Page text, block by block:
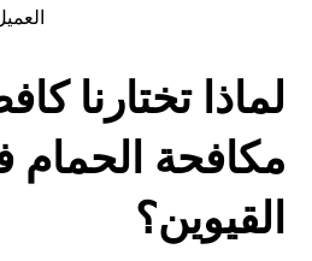
لماذا تختارنا
مكافحة الحمام
القيوين؟